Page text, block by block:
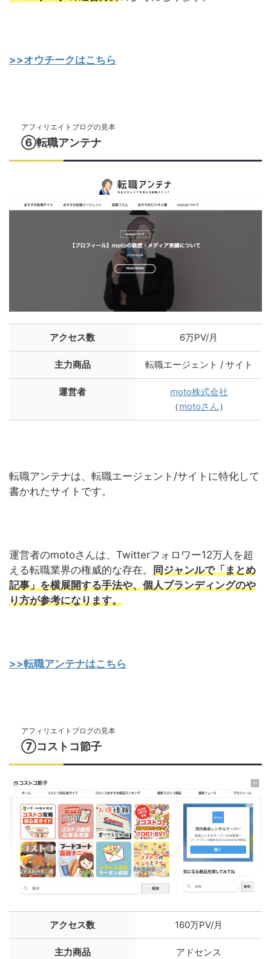
>>オウチークはこちら
アフィリエイトブログの見本
⑥転職アンテナ
アクセス数 6万PV/月
主力商品 転職エージェント / サイト
運営者
moto株式会社
（motoさん）
転職アンテナは、転職エージェント/サイトに特化して
書かれたサイトです。
運営者のmotoさんは、Twitterフォロワー12万人を超
える転職業界の権威的な存在。 同ジャンルで「まとめ
記事」を横展開する手法や、個人ブランディングのや
り方が参考になります。
>>転職アンテナはこちら
アフィリエイトブログの見本
⑦コストコ節子
アクセス数 160万PV/月
主力商品
アドセンス